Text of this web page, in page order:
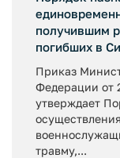
получившим
погибших в
Приказ
Федерации от
утверждает
травму,...